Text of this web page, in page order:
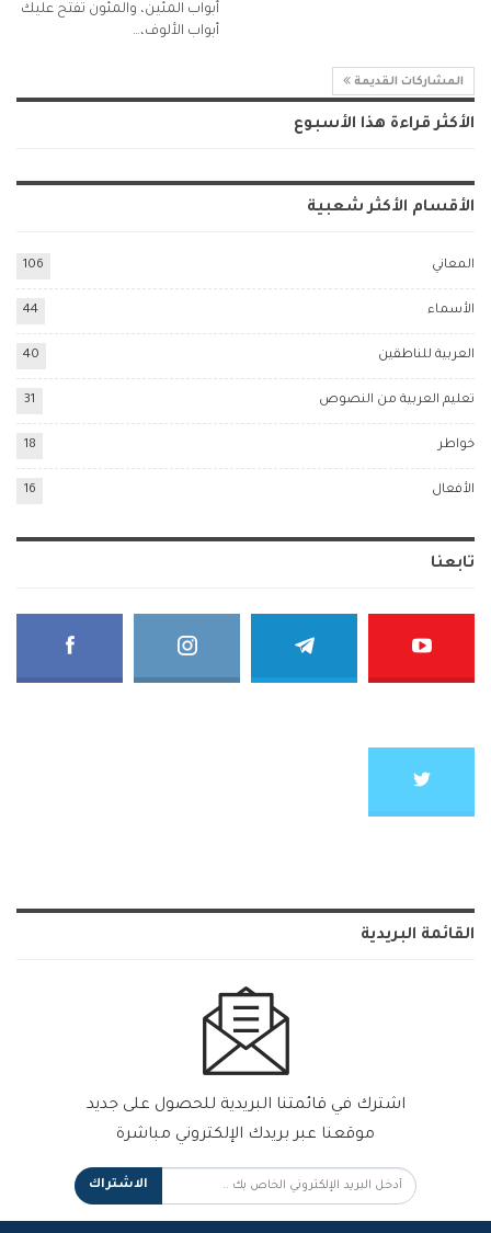
أبواب المئين، والمئون تفتح عليك
أبواب الألوف،…
المشاركات القديمة
الأكثر قراءة هذا الأسبوع
الأقسام الأكثر شعبية
المعاني 106
الأسماء 44
العربية للناطقين 40
تعليم العربية من النصوص 31
خواطر 18
الأفعال 16
تابعنا
القائمة البريدية
اشترك في قائمتنا البريدية للحصول على جديد
موقعنا عبر بريدك الإلكتروني مباشرة
الاشتراك